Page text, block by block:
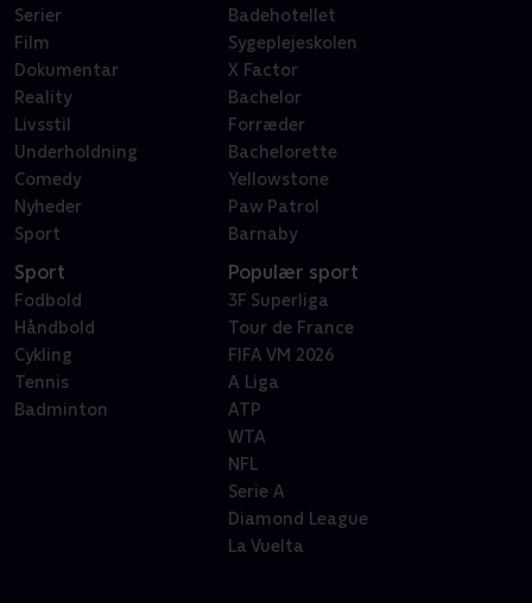
Serier
Film
Dokumentar
Reality
Livsstil
Underholdning
Comedy
Nyheder
Sport
Badehotellet
Sygeplejeskolen
X Factor
Bachelor
Forræder
Bachelorette
Yellowstone
Paw Patrol
Barnaby
Sport
Fodbold
Håndbold
Cykling
Tennis
Badminton
Populær sport
3F Superliga
Tour de France
FIFA VM 2026
A Liga
ATP
WTA
NFL
Serie A
Diamond League
La Vuelta